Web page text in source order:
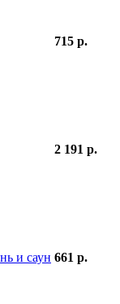
715 р.
2 191 р.
и саун 661 р.